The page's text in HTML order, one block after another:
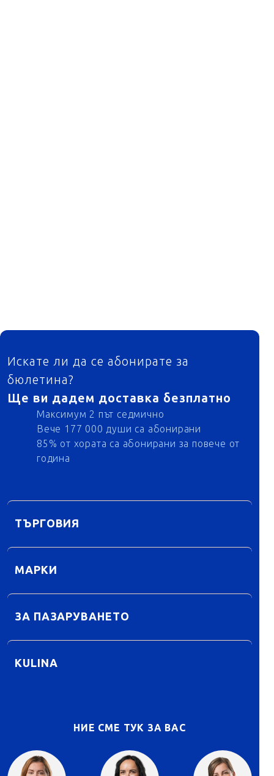
ФУТЕР
Искате ли да се абонирате за
бюлетина?
Ще ви дадем доставка безплатно
Максимум 2 път седмично
Вече 177 000 души са абонирани
85% от хората са абонирани за повече от
година
ТЪРГОВИЯ
МАРКИ
ЗА ПАЗАРУВАНЕТО
KULINA
НИЕ СМЕ ТУК ЗА ВАС